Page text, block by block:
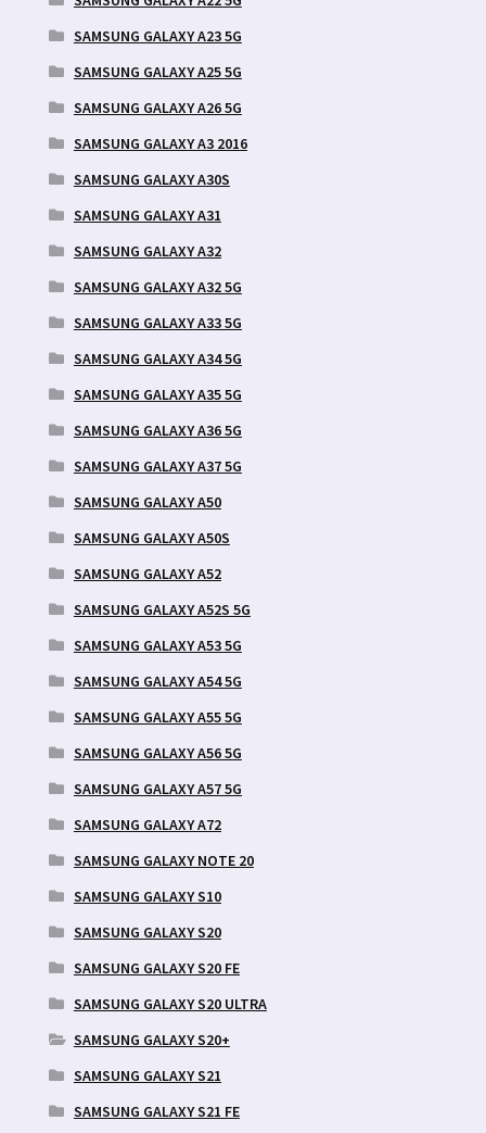
SAMSUNG GALAXY A23 5G
SAMSUNG GALAXY A25 5G
SAMSUNG GALAXY A26 5G
SAMSUNG GALAXY A3 2016
SAMSUNG GALAXY A30S
SAMSUNG GALAXY A31
SAMSUNG GALAXY A32
SAMSUNG GALAXY A32 5G
SAMSUNG GALAXY A33 5G
SAMSUNG GALAXY A34 5G
SAMSUNG GALAXY A35 5G
SAMSUNG GALAXY A36 5G
SAMSUNG GALAXY A37 5G
SAMSUNG GALAXY A50
SAMSUNG GALAXY A50S
SAMSUNG GALAXY A52
SAMSUNG GALAXY A52S 5G
SAMSUNG GALAXY A53 5G
SAMSUNG GALAXY A54 5G
SAMSUNG GALAXY A55 5G
SAMSUNG GALAXY A56 5G
SAMSUNG GALAXY A57 5G
SAMSUNG GALAXY A72
SAMSUNG GALAXY NOTE 20
SAMSUNG GALAXY S10
SAMSUNG GALAXY S20
SAMSUNG GALAXY S20 FE
SAMSUNG GALAXY S20 ULTRA
SAMSUNG GALAXY S20+
SAMSUNG GALAXY S21
SAMSUNG GALAXY S21 FE